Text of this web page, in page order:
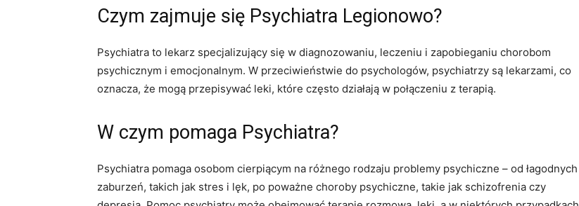
Czym zajmuje się Psychiatra Legionowo?
Psychiatra to lekarz specjalizujący się w diagnozowaniu, leczeniu i zapobieganiu chorobom
psychicznym i emocjonalnym. W przeciwieństwie do psychologów, psychiatrzy są lekarzami, co
oznacza, że ​​mogą przepisywać leki, które często działają w połączeniu z terapią.
W czym pomaga Psychiatra?
Psychiatra pomaga osobom cierpiącym na różnego rodzaju problemy psychiczne – od łagodnych
zaburzeń, takich jak stres i lęk, po poważne choroby psychiczne, takie jak schizofrenia czy